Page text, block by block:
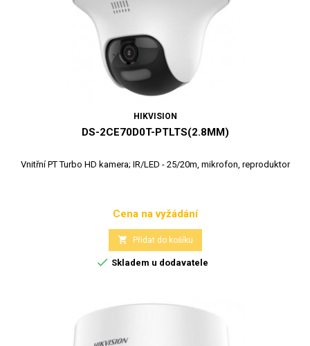
HIKVISION
DS-2CE70D0T-PTLTS(2.8MM)
Vnitřní PT Turbo HD kamera; IR/LED - 25/20m, mikrofon, reproduktor
Cena
Cena na vyžádání
 Přidat do košíku
 Skladem u dodavatele